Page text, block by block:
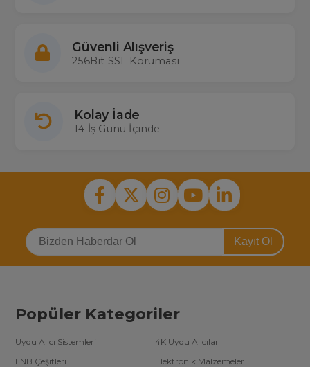
Güvenli Alışveriş
256Bit SSL Koruması
Kolay İade
14 İş Günü İçinde
Kayıt Ol
Popüler Kategoriler
Uydu Alıcı Sistemleri
4K Uydu Alıcılar
LNB Çeşitleri
Elektronik Malzemeler